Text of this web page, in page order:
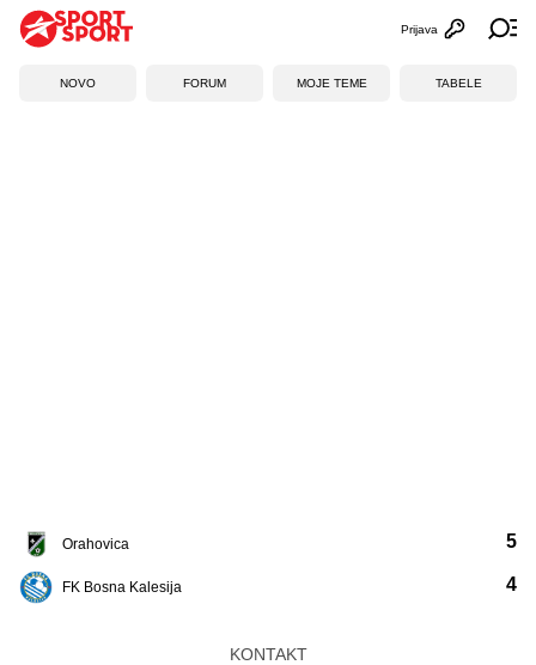
Otvori
Prijava
NOVO FORUM MOJE TEME TABELE
Orahovica
FK Bosna Kalesija
5
4
KONTAKT